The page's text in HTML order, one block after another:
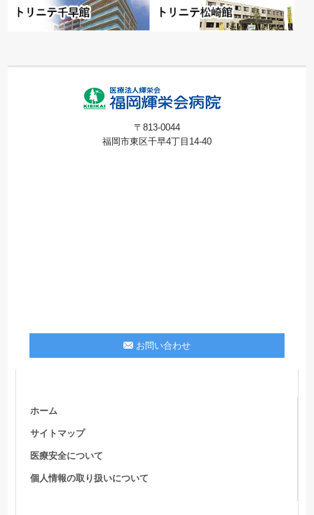
〒813-0044
福岡市東区千早4丁目14-40
お問い合わせ
ホーム
サイトマップ
医療安全について
個人情報の取り扱いについて